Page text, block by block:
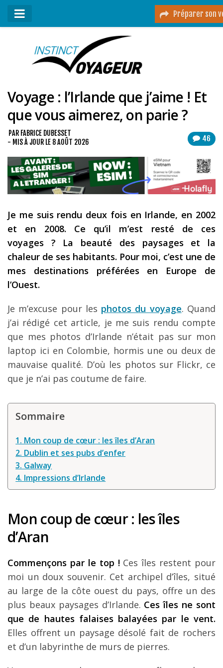
Préparer son
Mon podcast
Destinations
Mes ressources pour voyager
Guides voyages
Contact
Mon journal de bord sur Instagram
Blog voyage
Les derniers articles
Podcast
Préparer son voyage
LA LETTRE
Outils pour voyageur
Sites utiles
Réserver un vol !
Louer une voiture !
L’auteur
Voyage : l’Irlande que j’aime ! Et
que vous aimerez, on parie ?
46
PAR FABRICE DUBESSET
- MIS À JOUR LE 8 AOÛT 2026
Je me suis rendu deux fois en Irlande, en 2002
et en 2008. Ce qu’il m’est resté de ces
voyages ? La beauté des paysages et la
chaleur de ses habitants. Pour moi, c’est une de
mes destinations préférées en Europe de
l’Ouest.
Je m’excuse pour les photos du voyage. Quand
j’ai rédigé cet article, je me suis rendu compte
que mes photos d’Irlande n’était pas sur mon
laptop ici en Colombie, hormis une ou deux de
mauvaise qualité. D’où les photos sur Flickr, ce
que je n’ai pas coutume de faire.
Sommaire
1. Mon coup de cœur : les îles d’Aran
2. Dublin et ses pubs d’enfer
3. Galway
4. Impressions d’Irlande
Mon coup de cœur : les îles
d’Aran
Commençons par le top !Ces îles restent pour
moi un doux souvenir. Cet archipel d’îles, situé
au large de la côte ouest du pays, offre un des
plus beaux paysages d’Irlande. Ces îles ne sont
que de hautes falaises balayées par le vent.
Elles offrent un paysage désolé fait de rochers
et d’un labyrinthe de murs de pierres.